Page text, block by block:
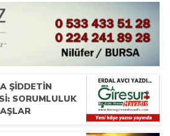
bir kız evlada ata oldu. 25 yıldır
bürosunda mesleğine devam etmekte
Youtube kanalında ses vermektedir.
Link:
ŞIDDETIN
SORUMLULUK